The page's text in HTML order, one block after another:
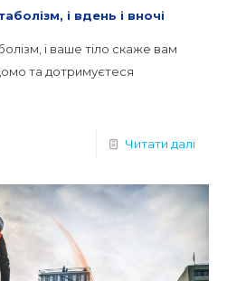
і вдень і вночі
і ваше тіло скаже вам
та дотримуєтеся
Читати далі